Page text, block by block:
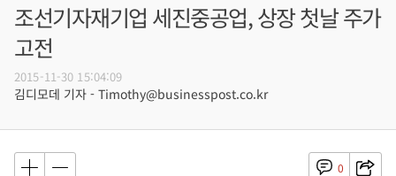
조선기자재기업 세진중공업, 상장 첫날 주가
고전
2015-11-30 15:04:09
김디모데 기자 - Timothy@businesspost.co.kr
0